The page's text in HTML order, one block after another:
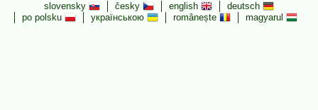
slovensky
česky english
deutsch
po polsku
українською românește magyarul